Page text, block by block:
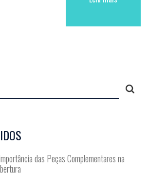
das Peças Complementares na